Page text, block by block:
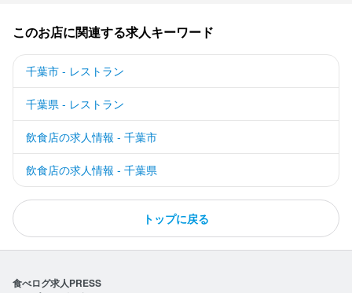
このお店に関連する求人キーワード
千葉市 - レストラン
千葉県 - レストラン
飲食店の求人情報 - 千葉市
飲食店の求人情報 - 千葉県
トップに戻る
食べログ求人PRESS